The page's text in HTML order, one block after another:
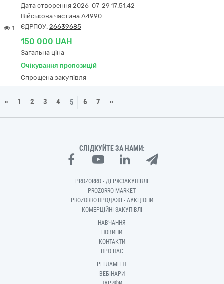
1
Дата створення 2026-07-29 17:51:42
Військова частина А4990
ЄДРПОУ: 26639685
150 000 UAH
Загальна ціна
Очікування пропозицій
Спрощена закупівля
« 1 2 3 4 5 6 7 »
СЛІДКУЙТЕ ЗА НАМИ:
PROZORRO - ДЕРЖЗАКУПІВЛІ
PROZORRO MARKET
PROZORRO.ПРОДАЖІ - АУКЦІОНИ
КОМЕРЦІЙНІ ЗАКУПІВЛІ
НАВЧАННЯ
НОВИНИ
КОНТАКТИ
ПРО НАС
РЕГЛАМЕНТ
ВЕБІНАРИ